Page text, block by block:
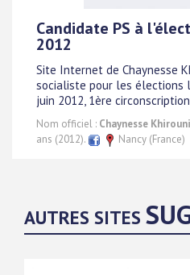
Candidate PS à
2012
Site Internet de Chaynesse
socialiste pour les élections
juin 2012, 1ère
Nom officiel : Chaynesse Khirouni
ans (2012).
Nancy (France)
AUTRES SITES